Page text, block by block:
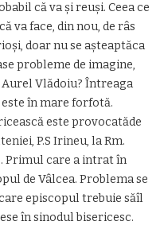
că va și reuși. Ceea ce
va face, din nou, de râs
doar nu se așteaptăca
probleme de imagine,
Aurel Vlădoiu? Întreaga
în mare forfotă.
este provocatăde
P.S Irineu, la Rm.
Primul care a intrat în
de Vâlcea. Problema se
episcopul trebuie săîl
în sinodul bisericesc.